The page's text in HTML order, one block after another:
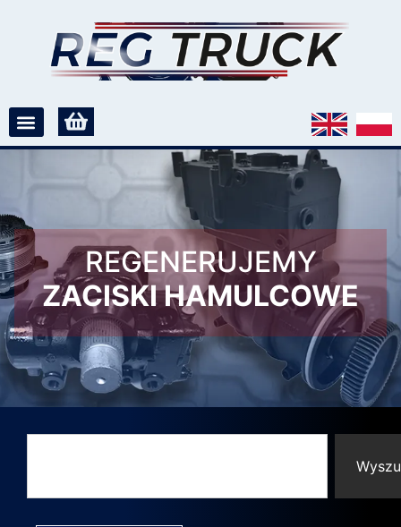
REGENERUJEMY
ZACISKI HAMULCOWE